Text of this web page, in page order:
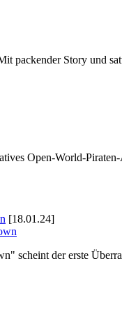
packender Story und
Open-World-
[18.01.24]
scheint der erste